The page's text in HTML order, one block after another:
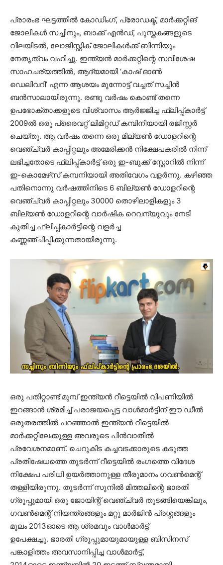
പ്രാരംഭ ഘട്ടത്തിൽ കോഡിംഗ്, പ്രോഡക്ട്, മാർക്കറ്റിങ്
ജോലികൾ സച്ചിനും, ബാക്ക് എൻഡ്, പുസ്തകങ്ങളുടെ
വിലയിടൽ, ലോജിസ്റ്റിക് ജോലികൾക്ക് ബിന്നിയും
നേതൃത്വം വഹിച്ചു. ഇന്ത്യൻ മാർക്കറ്റിന്റെ സവിശേഷ
സാഹചര്യത്തിൽ, ആദ്യമായി ‘കാഷ് ഓൺ
ഡെലിവറി’ എന്ന ആശയം മുന്നോട്ട് വച്ചത് സച്ചിൻ
ബൻസാലായിരുന്നു. രണ്ടു വർഷം കൊണ്ട് തന്നെ
ഉപഭോക്താക്കളുടെ വിശ്വാസം ആർജ്ജിച്ച ഫ്ലിപ്പ്കാർട്ട്
2009ൽ ഒരു പ്രൈവറ്റ് ലിമിറ്റഡ് കമ്പിനിയായി രജിസ്റ്റർ
ചെയ്തു. ആ വർഷം തന്നെ ഒരു മില്യൺ ഡോളറിന്റെ
വെഞ്ച്വർ കാപ്പിറ്റലും അമേരിക്കൻ നിക്ഷേപകരിൽ നിന്ന്
ലഭിച്ചതോടെ ഫ്ലിപ്പ്കാർട്ട് ഒരു ഇ-ബുക്ക് സ്റ്റോറിൽ നിന്ന്
ഇ-കൊമേഴ്‌സ് കമ്പനിയായി അതിവേഗം വളർന്നു. കഴിഞ്ഞ
പതിനൊന്നു വർഷത്തിനിടെ 6 ബില്യൺ ഡോളറിന്റെ
വെഞ്ച്വർ കാപ്പിറ്റലും 30000 തൊഴിലാളികളും 3
ബില്യൺ ഡോളറിന്റെ വാർഷിക റെവന്യുവും നേടി
കുതിച്ച ഫ്ലിപ്പ്കാർട്ടിന്റെ വളർച്ച
കണ്ണഞ്ചിപ്പിക്കുന്നതായിരുന്നു.
ഒരു പതിറ്റാണ്ട് മുമ്പ് ഇന്ത്യൻ റീട്ടെയിൽ വിപണിയിൽ
ഇറങ്ങാൻ ശ്രമിച്ച് പരാജയപ്പെട്ട വാൾമാർട്ടിന് ഈ ഡീൽ
ഒരുതരത്തിൽ പറഞ്ഞാൽ ഇന്ത്യൻ റീട്ടെയിൽ
മാർക്കറ്റിലേക്കുള്ള അവരുടെ പിൻവാതിൽ
പ്രവേശനമാണ്. ചെറുകിട കച്ചവടക്കാരുടെ കടുത്ത
പ്രതിഷേധത്തെ തുടർന്ന് റീട്ടെയിൽ രംഗത്തെ വിദേശ
നിക്ഷേപ പരിധി ഉയർത്താനുള്ള തീരുമാനം ഗവൺമെന്റ്
തള്ളിയിരുന്നു. തുടർന്ന് സുനിൽ മിത്തലിന്റെ ഭാരതി
ഗ്രൂപ്പുമായി ഒരു ജോയിന്റ് വെഞ്ച്വർ തുടങ്ങിയെങ്കിലും,
ഗവൺമെന്റ് നിയന്ത്രങ്ങളും മറ്റു മാർജിൻ പ്രശ്നങ്ങളും
മൂലം 2013ഓടെ ആ ശ്രമവും വാൾമാർട്ട്
ഉപേക്ഷച്ചു. ഭാരതി ഗ്രൂപ്പുമായുമായുള്ള ബിസിനസ്
പങ്കാളിത്തം അവസാനിപ്പിച്ച വാൾമാർട്ട്,